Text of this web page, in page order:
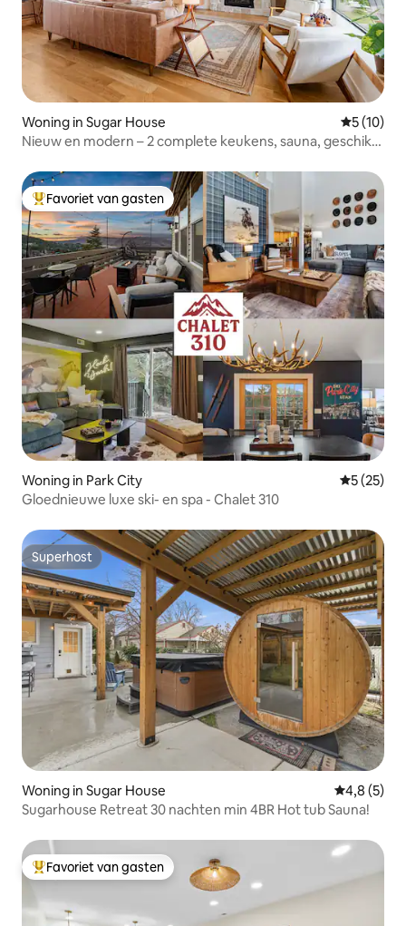
Woning in Sugar House
5 (10)
Nieuw en modern – 2 complete keukens, sauna, geschikt
Topfavoriet van gasten
Favoriet van gasten
Woning in Park City
5 (25)
Gloednieuwe luxe ski- en spa - Chalet 310
Superhost
Superhost
Woning in Sugar House
4,8 (5)
Sugarhouse Retreat 30 nachten min 4BR Hot tub Sauna!
Topfavoriet van gasten
Favoriet van gasten